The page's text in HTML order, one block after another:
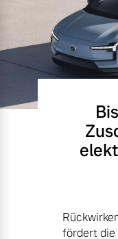
fördert die